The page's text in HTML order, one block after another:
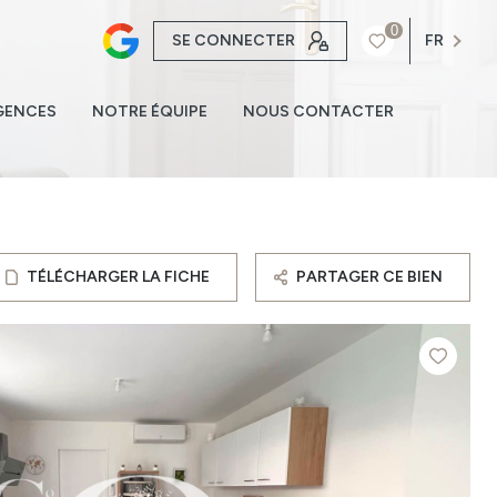
SE CONNECTER
0
FR
NOTRE ÉQUIPE NOUS CONTACTER
TÉLÉCHARGER LA FICHE PARTAGER CE BIEN